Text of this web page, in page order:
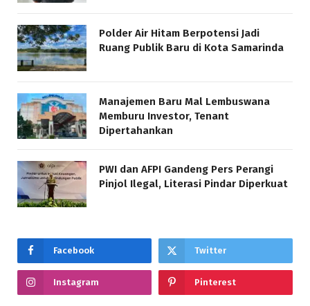
Polder Air Hitam Berpotensi Jadi
Ruang Publik Baru di Kota Samarinda
Manajemen Baru Mal Lembuswana
Memburu Investor, Tenant
Dipertahankan
PWI dan AFPI Gandeng Pers Perangi
Pinjol Ilegal, Literasi Pindar Diperkuat
Facebook Twitter
Instagram Pinterest